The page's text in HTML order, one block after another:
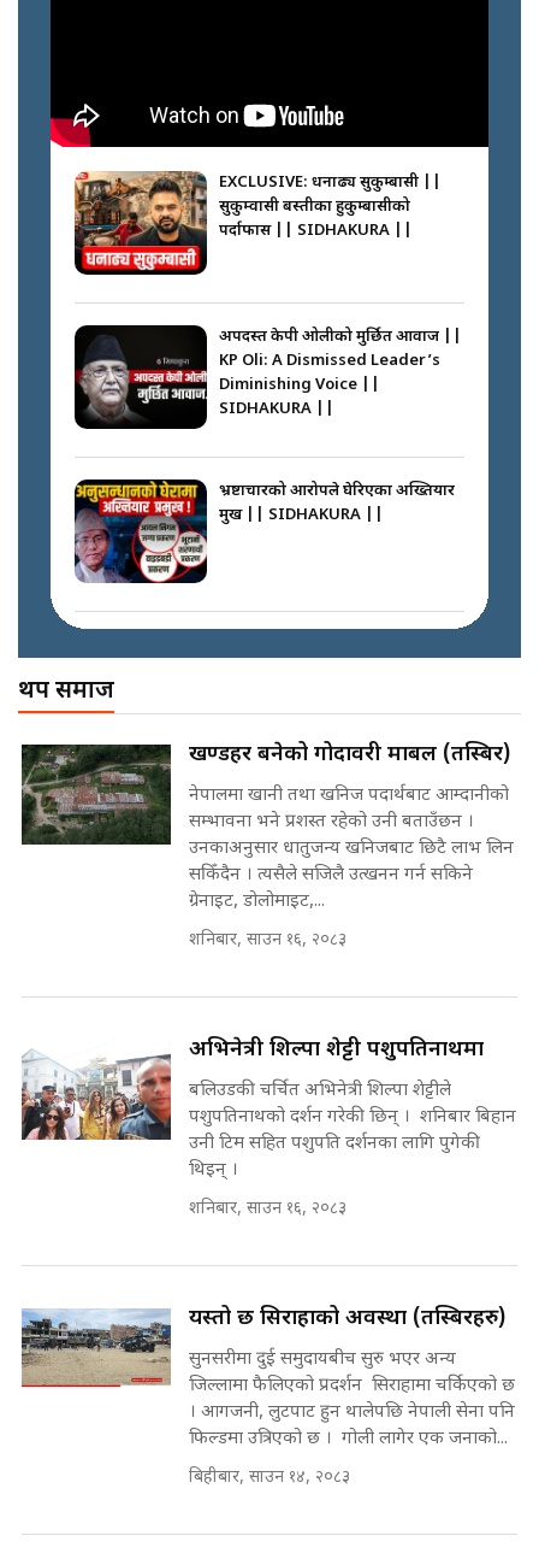
||
फेरि स्वर्गनर्कको यात्रामा ओली–प्रचण्ड ||
कस्तो छ नागढुङ्गा सुरुङमार्ग ? ||
SIDHAKURA ||
घरबाट निस्किएर आफ्नै घरमा आगो
लगाउन जानेलाई रोकौँः रवि लामिछाने ||
SIDHAKURA ||
|| PM BALEN ADDRESS ||
SIDHAKURA ||
|| Court Grievances Directly to
the Supreme Court ||
SIDHAKURA
इनड्राइभ || SIDHAKURA ||
राष्ट्रिय सवालमा ९ दल एकजुट ||
Prachanda, Rabi, Gagan Stand
on the Same Page ||
SIDHAKURA ||
सहकारी पीडितसँग मन्त्री प्रतिभा रावलले
Sidhakura || Pratibha Rawal
रसुवाकाे भाङ्गे झरना | Bhange
Waterfall of Rasuwa ||
SIDHAKURA ||
कहिले बन्ला चक्रपथ ? विस्तार कार्यमा
पटकपटक भावुक बने गृहमन्त्री सुदन
गुरुङ, भक्कानिए सांसदहरू ||
SIDHAKURA ||
EXCLUSIVE: धनाढ्य सुकुम्बासी ||
सुकुम्वासी बस्तीका हुकुम्बासीको
पर्दाफास || SIDHAKURA ||
अपदस्त केपी ओलीको मुर्छित आवाज ||
KP Oli: A Dismissed Leader’s
Diminishing Voice ||
SIDHAKURA ||
भ्रष्टाचारको आरोपले घेरिएका अख्तियार
प्रमुख || SIDHAKURA ||
SIDHAKURA
पोप्पोको पासोः कमाउने लोभमा घरबार नै
उठिबास | The Dark Side of
'Poppo Live'-SIDHAKURA
INVESTIGATION
मन्त्री आउने बित्तिकै सुरु भएको थियो
SIDHAKURA ||
घुसको डिल गर्ने मन्त्रीकाे राजिनामा,
भूमिसुधार मन्त्रीलाई जोगाइदै ! ||
SIDHAKURA ||
७८ लाख घुस खाने मन्त्री ! जोगाउने
SIDHAKURA INVESTIGATION
मन्त्री र पूर्व मन्त्रीको ७८ लाख घुस डिलको
अडियो | FULL AUDIO |
थप समाज
खण्डहर बनेको गोदावरी मार्बल (तस्बिर)
नेपालमा खानी तथा खनिज पदार्थबाट आम्दानीको
सम्भावना भने प्रशस्त रहेको उनी बताउँछन ।
उनकाअनुसार धातुजन्य खनिजबाट छिटै लाभ लिन
सकिँदैन । त्यसैले सजिलै उत्खनन गर्न सकिने
ग्रेनाइट, डोलोमाइट,...
शनिबार, साउन १६, २०८३
अभिनेत्री शिल्पा शेट्टी पशुपतिनाथमा
बलिउडकी चर्चित अभिनेत्री शिल्पा शेट्टीले
पशुपतिनाथको दर्शन गरेकी छिन् । शनिबार बिहान
उनी टिम सहित पशुपति दर्शनका लागि पुगेकी
थिइन् ।
शनिबार, साउन १६, २०८३
यस्तो छ सिराहाको अवस्था (तस्बिरहरु)
सुनसरीमा दुई समुदायबीच सुरु भएर अन्य
जिल्लामा फैलिएको प्रदर्शन सिराहामा चर्किएको छ
। आगजनी, लुटपाट हुन थालेपछि नेपाली सेना पनि
फिल्डमा उत्रिएको छ । गोली लागेर एक जनाको...
बिहीबार, साउन १४, २०८३